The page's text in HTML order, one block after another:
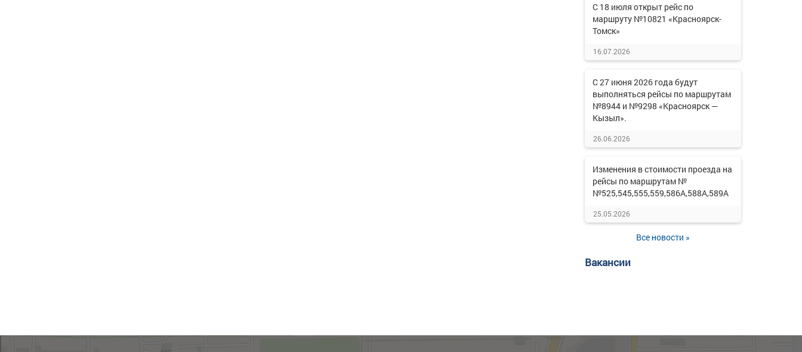
С 18 июля открыт рейс по
маршруту №10821 «Красноярск-
Томск»
16.07.2026
С 27 июня 2026 года будут
выполняться рейсы по маршрутам
№8944 и №9298 «Красноярск —
Кызыл».
26.06.2026
Изменения в стоимости проезда на
рейсы по маршрутам №
№525,545,555,559,586А,588А,589А
25.05.2026
Все новости »
Вакансии